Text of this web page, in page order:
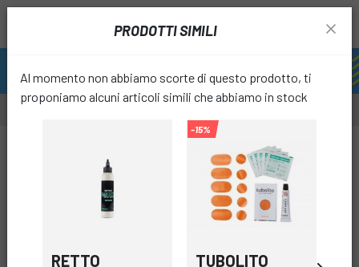
PRODOTTI SIMILI
Al momento non abbiamo scorte di questo prodotto, ti
proponiamo alcuni articoli simili che abbiamo in stock
RETTO
-15%
TUBOLITO